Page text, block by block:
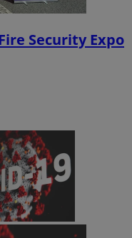
Security Expo